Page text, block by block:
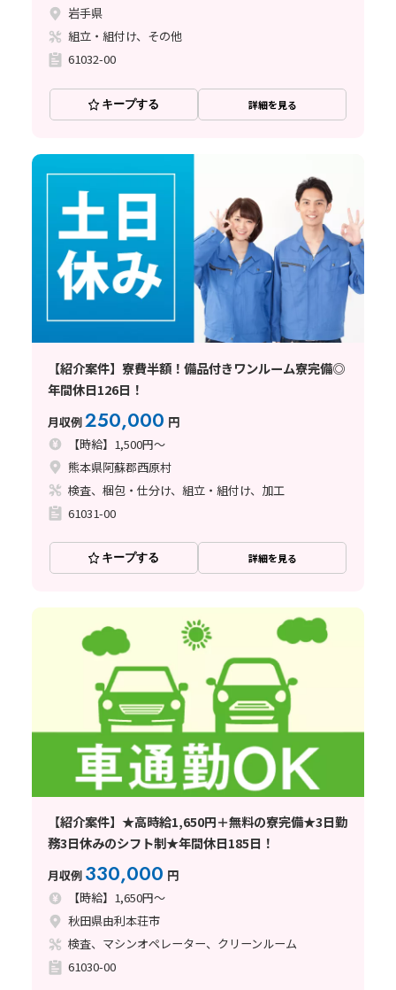
岩手県
組立・組付け、その他
61032-00
キープする 詳細を見る
【紹介案件】寮費半額！備品付きワンルーム寮完備◎
年間休日126日！
月収例250,000 円
【時給】1,500円～
熊本県阿蘇郡西原村
検査、梱包・仕分け、組立・組付け、加工
61031-00
キープする 詳細を見る
【紹介案件】★高時給1,650円＋無料の寮完備★3日勤
務3日休みのシフト制★年間休日185日！
月収例 330,000 円
【時給】1,650円～
秋田県由利本荘市
検査、マシンオペレーター、クリーンルーム
61030-00